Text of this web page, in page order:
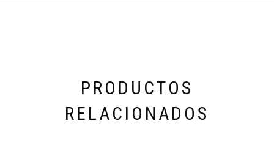
PRODUCTOS
RELACIONADOS